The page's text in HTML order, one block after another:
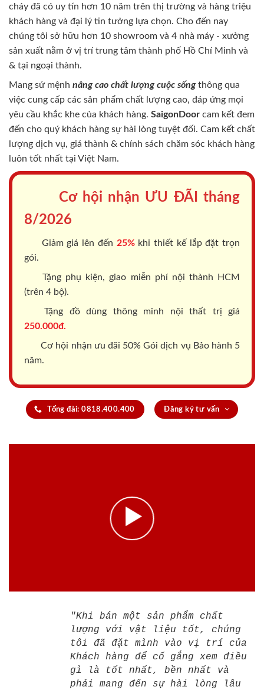
cháy đã có uy tín hơn 10 năm trên thị trường và hàng triệu
khách hàng và đại lý tin tưởng lựa chọn. Cho đến nay
chúng tôi sở hữu hơn 10 showroom và 4 nhà máy - xưởng
sản xuất nằm ở vị trí trung tâm thành phố Hồ Chí Minh và
& tại ngoại thành.
Mang sứ mệnh nâng cao chất lượng cuộc sốngthông qua
việc cung cấp các sản phẩm chất lượng cao, đáp ứng mọi
yêu cầu khắc khe của khách hàng. SaigonDoor cam kết đem
đến cho quý khách hàng sự hài lòng tuyệt đối. Cam kết chất
lượng dịch vụ, giá thành & chính sách chăm sóc khách hàng
luôn tốt nhất tại Việt Nam.
Cơ hội nhận ƯU ĐÃI tháng
8/2026
Giảm giá lên đến 25%khi thiết kế lắp đặt trọn
gói.
Tặng phụ kiện, giao miễn phí nội thành HCM
(trên 4 bộ).
Tặng đồ dùng thông minh nội thất trị giá
250.000đ.
Cơ hội nhận ưu đãi 50% Gói dịch vụ Bảo hành 5
năm.
Tổng đài: 0818.400.400 Đăng ký tư vấn
"Khi bán một sản phẩm chất
lượng với vật liệu tốt, chúng
tôi đã đặt mình vào vị trí của
Khách hàng để cố gắng xem điều
gì là tốt nhất, bền nhất và
phải mang đến sự hài lòng lâu